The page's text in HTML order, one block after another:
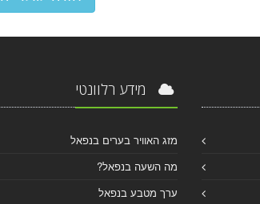
מידע רלוונטי
מזג האוויר בערים בנפאל
מה השעה בנפאל?
ערך מטבע בנפאל